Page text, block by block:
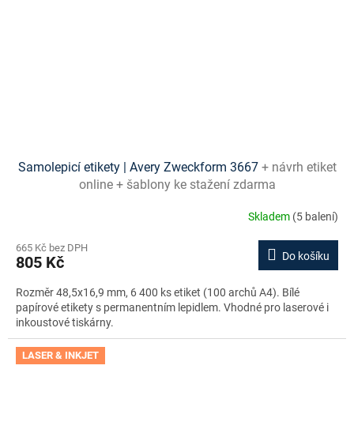
Samolepicí etikety | Avery Zweckform 3667 + návrh etiket
online + šablony ke stažení zdarma
Skladem (5 balení)
665 Kč bez DPH
805 Kč Do košíku
Rozměr 48,5x16,9 mm, 6 400 ks etiket (100 archů A4). Bílé
papírové etikety s permanentním lepidlem. Vhodné pro laserové i
inkoustové tiskárny.
LASER & INKJET